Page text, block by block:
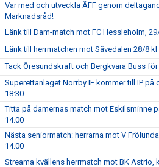
Var med och utveckla ÄFF genom
Marknadsråd!
Länk till Dam-match mot FC Hessleholm,
Länk till herrmatchen mot Sävedalen 28/8 kl
Tack Öresundskraft och Bergkvara Buss för
Superettanlaget Norrby IF kommer till IP på
18:30
Titta på damernas match mot Eskilsminne
14.00
Nästa seniormatch: herrarna mot V
14.00
Streama kvällens herrmatch mot BK Astrio,